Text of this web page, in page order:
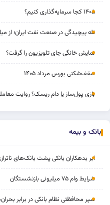
۱۴۰۵ کجا سرمایه‌گذاری کنیم؟
تله پیچیدگی در صنعت نفت ایران؛ از
نمایش خانگی جای تلویزیون را گرفت؟
سقف‌شکنی بورس مرداد ۱۴۰۵
بازی پول‌ساز یا دام ریسک؟ روایت
بانک و بیمه
ابر بدهکاران بانکی پشت بانک‌های
شرایط وام ۷۵ میلیونی بازنشستگان
سپر محافظتی نظام بانکی در برابر